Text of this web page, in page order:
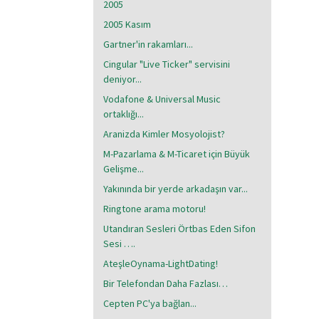
2005
2005 Kasım
Gartner'in rakamları...
Cingular "Live Ticker" servisini
deniyor...
Vodafone & Universal Music
ortaklığı...
Aranizda Kimler Mosyolojist?
M-Pazarlama & M-Ticaret için Büyük
Gelişme...
Yakınında bir yerde arkadaşın var...
Ringtone arama motoru!
Utandıran Sesleri Örtbas Eden Sifon
Sesi ….
AteşleOynama-LightDating!
Bir Telefondan Daha Fazlası…
Cepten PC'ya bağlan...